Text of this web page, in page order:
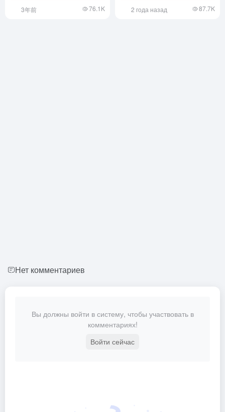
3年前 76.1K 2 года назад 87.7K
Нет комментариев
Вы должны войти в систему, чтобы участвовать в
комментариях!
Войти сейчас